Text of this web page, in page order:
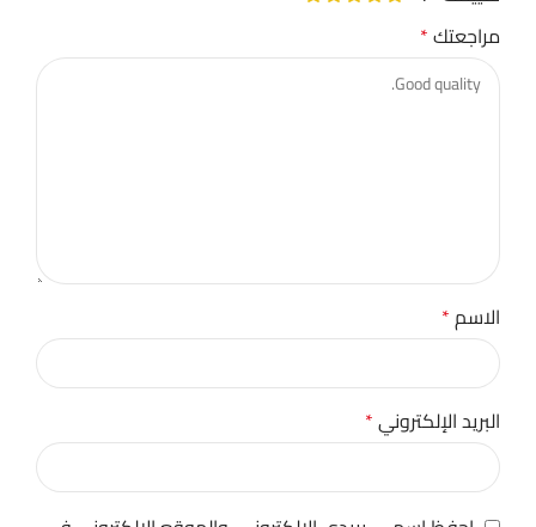
مراجعتك*
الاسم*
البريد الإلكتروني*